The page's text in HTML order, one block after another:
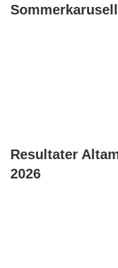
Resultater
2026